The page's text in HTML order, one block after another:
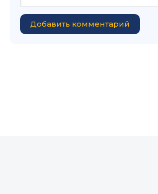
Добавить комментарий